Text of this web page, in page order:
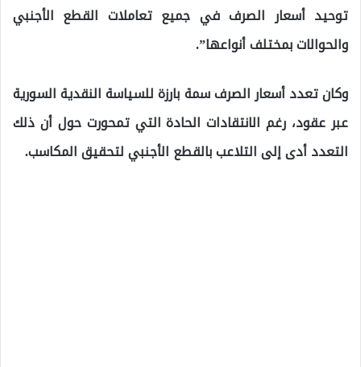
توحيد أسعار الصرف في جميع تعاملات القطع الأجنبي
والحوالات بمختلف أنواعها”.
وكان تعدد أسعار الصرف سمة بارزة للسياسة النقدية السورية
عبر عقود، رغم الانتقادات الحادة التي تمحورت حول أن ذلك
التعدد أدى إلى التلاعب بالقطع الأجنبي لتحقيق المكاسب.